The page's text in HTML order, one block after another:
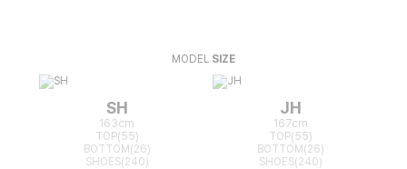
MODEL SIZE
SH
163cm
TOP(55)
BOTTOM(26)
SHOES(240)
JH
167cm
TOP(55)
BOTTOM(26)
SHOES(240)